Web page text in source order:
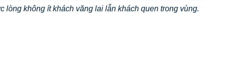
lòng không ít khách vãng lai lẫn khách quen trong vùng.